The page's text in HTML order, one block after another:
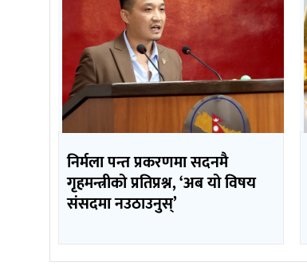
निर्मला पन्त प्रकरणमा सदनमै
गृहमन्त्रीको प्रतिप्रश्न, ‘अब यो विषय
संसदमा नउठाउनुस्’